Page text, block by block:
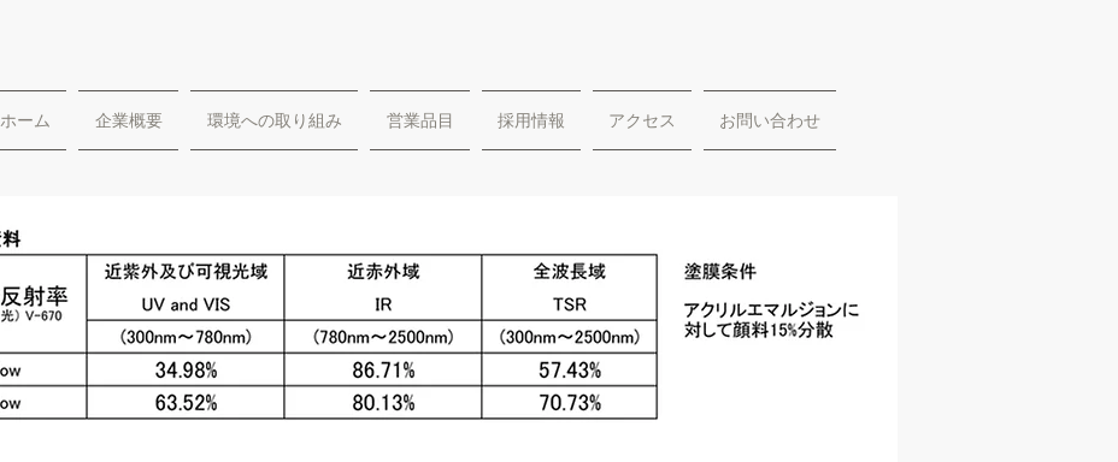
ホーム 企業概要 環境への取り組み 営業品目 採用情報 アクセス お問い合わせ